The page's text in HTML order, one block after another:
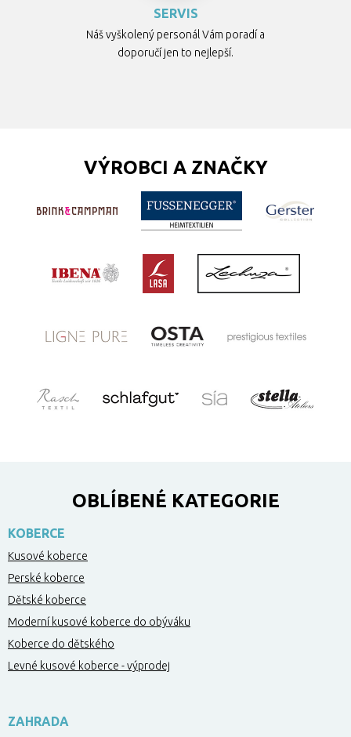
SERVIS
Náš vyškolený personál Vám poradí a
doporučí jen to nejlepší.
VÝROBCI A ZNAČKY
OBLÍBENÉ KATEGORIE
KOBERCE
Kusové koberce
Perské koberce
Dětské koberce
Moderní kusové koberce do obýváku
Koberce do dětského
Levné kusové koberce - výprodej
ZAHRADA